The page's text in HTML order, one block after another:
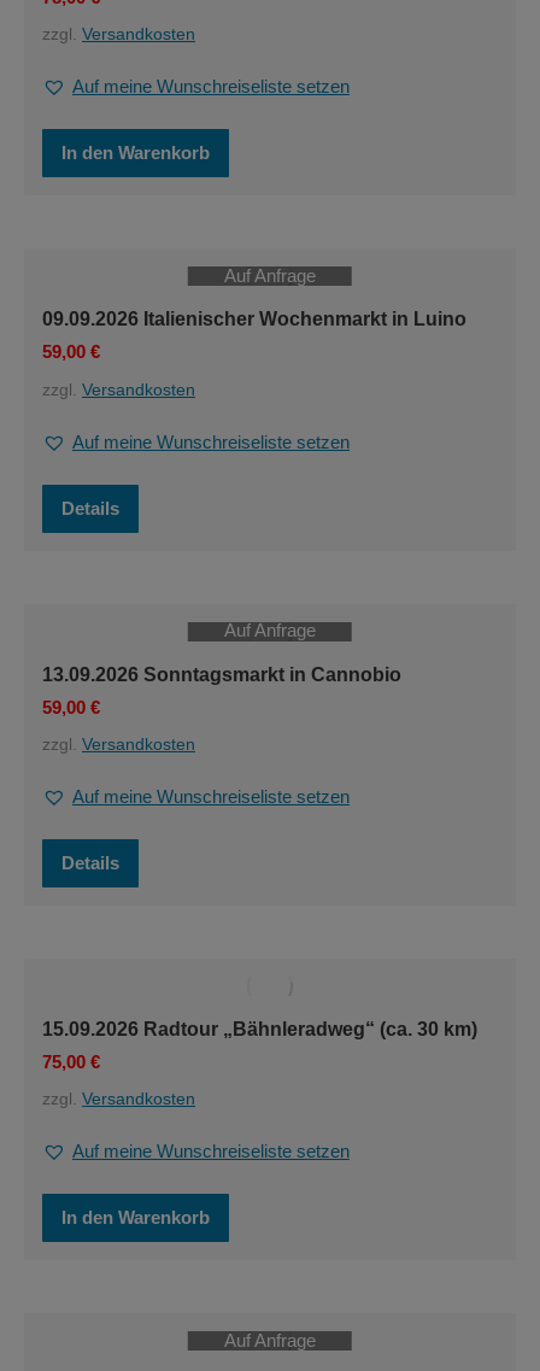
zzgl. Versandkosten
Auf meine Wunschreiseliste setzen
In den Warenkorb
Auf Anfrage
09.09.2026 Italienischer Wochenmarkt in Luino
59,00 €
zzgl. Versandkosten
Auf meine Wunschreiseliste setzen
Details
Auf Anfrage
13.09.2026 Sonntagsmarkt in Cannobio
59,00 €
zzgl. Versandkosten
Auf meine Wunschreiseliste setzen
Details
15.09.2026 Radtour „Bähnleradweg“ (ca. 30 km)
75,00 €
zzgl. Versandkosten
Auf meine Wunschreiseliste setzen
In den Warenkorb
Auf Anfrage